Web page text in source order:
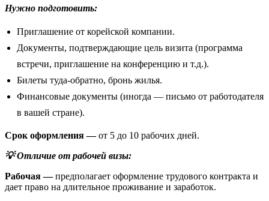
Нужно подготовить:
Приглашение от корейской компании.
Документы, подтверждающие цель визита (программа
встречи, приглашение на конференцию и т.д.).
Билеты туда-обратно, бронь жилья.
Финансовые документы (иногда — письмо от работодателя
в вашей стране).
Срок оформления —от 5 до 10 рабочих дней.
💡 Отличие от рабочей визы:
Рабочая —предполагает оформление трудового контракта и
дает право на длительное проживание и заработок.